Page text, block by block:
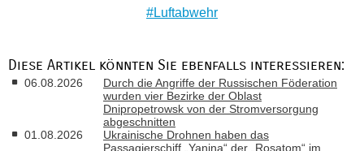
Luftabwehr
Diese Artikel könnten Sie ebenfalls interessieren:
06.08.2026
Durch die Angriffe der Russischen Föderation
wurden vier Bezirke der Oblast
Dnipropetrowsk von der Stromversorgung
abgeschnitten
01.08.2026
Ukrainische Drohnen haben das
Passagierschiff „Yanina“ der „Rosatom“ im